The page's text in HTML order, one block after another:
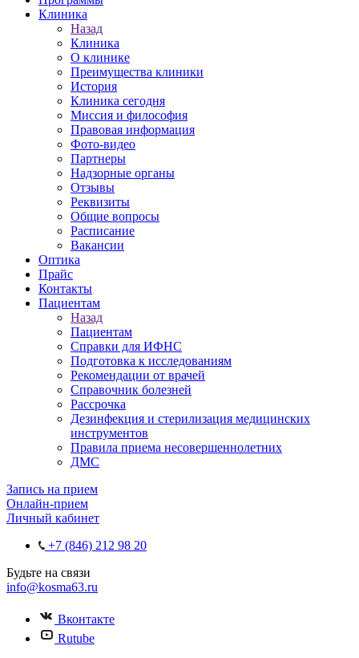
Клиника
Назад
Клиника
О клинике
Преимущества клиники
История
Клиника сегодня
Миссия и философия
Правовая информация
Фото-видео
Партнеры
Надзорные органы
Отзывы
Реквизиты
Общие вопросы
Расписание
Вакансии
Оптика
Прайс
Контакты
Пациентам
Назад
Пациентам
Справки для ИФНС
Подготовка к исследованиям
Рекомендации от врачей
Справочник болезней
Рассрочка
Дезинфекция и стерилизация медицинских
инструментов
Правила приема несовершеннолетних
ДМС
Запись на прием
Онлайн-прием
Личный кабинет
+7 (846) 212 98 20
Будьте на связи
info@kosma63.ru
Вконтакте
Rutube